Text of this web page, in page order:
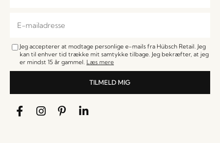
Jeg accepterer at modtage personlige e-mails fra Hübsch Retail. Jeg
kan til enhver tid trække mit samtykke tilbage. Jeg bekræfter, at jeg
er mindst 15 år gammel. Læs mere
TILMELD MIG